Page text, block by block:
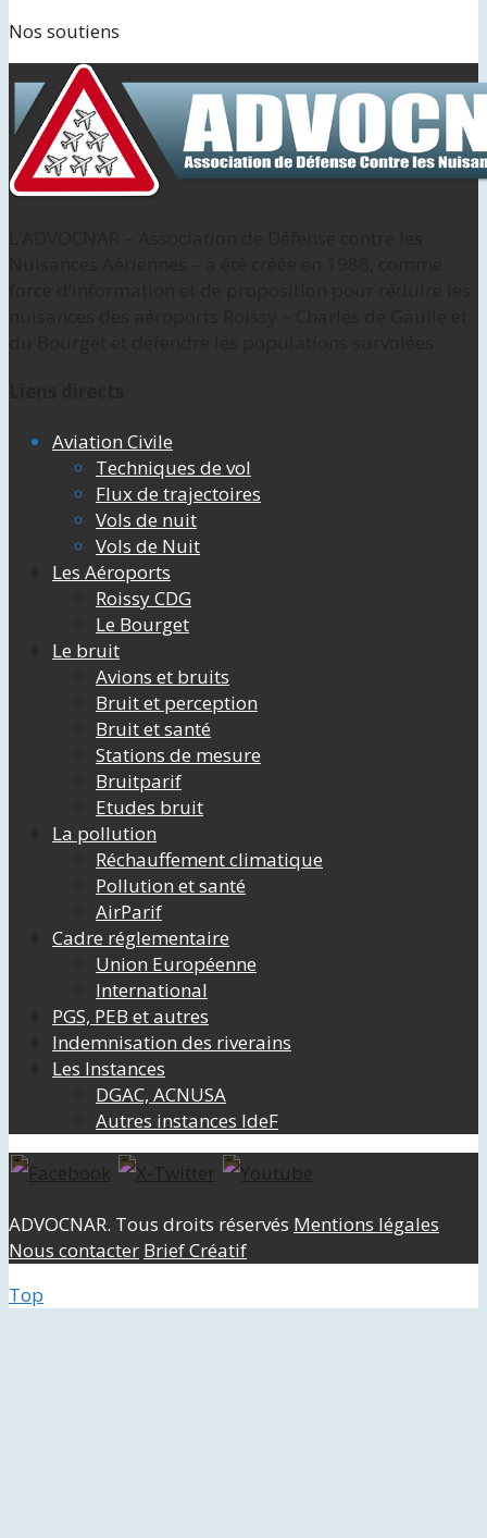
Nos soutiens
Aviation Civile
Techniques de vol
Flux de trajectoires
Vols de nuit
Vols de Nuit
Les Aéroports
Roissy CDG
Le Bourget
Le bruit
Avions et bruits
Bruit et perception
Bruit et santé
Stations de mesure
Bruitparif
Etudes bruit
La pollution
Réchauffement climatique
Pollution et santé
AirParif
Cadre réglementaire
Union Européenne
International
PGS, PEB et autres
Indemnisation des riverains
Les Instances
DGAC, ACNUSA
Autres instances IdeF
ADVOCNAR. Tous droits réservés Mentions légales
Nous contacter Brief Créatif
Top